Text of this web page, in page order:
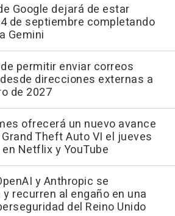
Google dejará de estar
de septiembre completando
Gemini
permitir enviar correos
direcciones externas a
de 2027
ofrecerá un nuevo avance
Theft Auto VI el jueves
Netflix y YouTube
y Anthropic se
recurren al engaño en una
del Reino Unido